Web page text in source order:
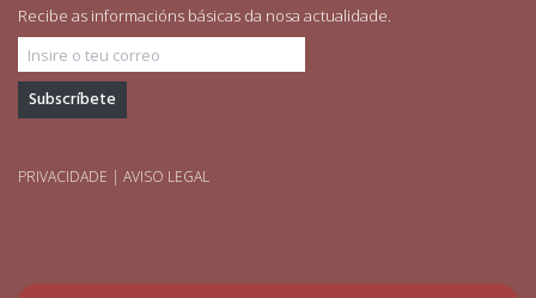
Recibe as informacións básicas da nosa actualidade.
Insire o teu correo
PRIVACIDADE | AVISO LEGAL